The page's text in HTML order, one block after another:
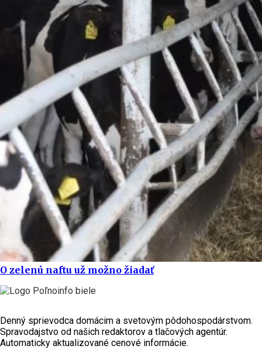
O zelenú naftu už možno žiadať
Denný sprievodca domácim a svetovým pôdohospodárstvom.
Spravodajstvo od našich redaktorov a tlačových agentúr.
Automaticky aktualizované cenové informácie.